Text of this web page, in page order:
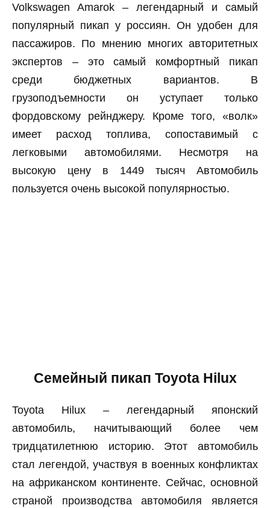
Volkswagen Amarok – легендарный и самый
популярный пикап у россиян. Он удобен для
пассажиров. По мнению многих авторитетных
экспертов – это самый комфортный пикап
среди бюджетных вариантов. В
грузоподъемности он уступает только
фордовскому рейнджеру. Кроме того, «волк»
имеет расход топлива, сопоставимый с
легковыми автомобилями. Несмотря на
высокую цену в 1449 тысяч Автомобиль
пользуется очень высокой популярностью.
Семейный пикап Toyota Hilux
Toyota Hilux – легендарный японский
автомобиль, начитывающий более чем
тридцатилетнюю историю. Этот автомобиль
стал легендой, участвуя в военных конфликтах
на африканском континенте. Сейчас, основной
страной производства автомобиля является